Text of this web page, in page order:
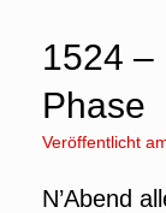
1524 –
Phase
Veröffentlicht
N’Abend